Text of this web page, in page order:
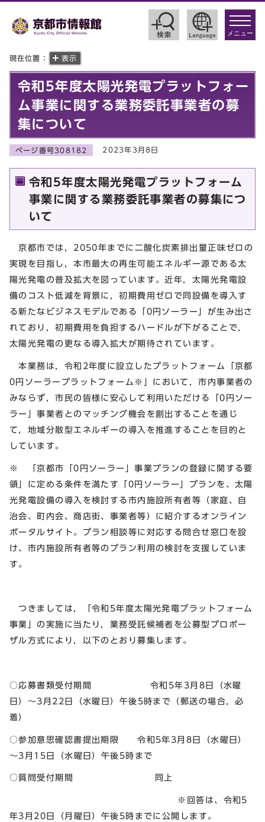
toggle
メニュー
現在位置： 表示
令和5年度太陽光発電プラットフォー
ム事業に関する業務委託事業者の募
集について
ページ番号308182 2023年3月8日
令和5年度太陽光発電プラットフォーム
事業に関する業務委託事業者の募集につ
いて
京都市では，2050年までに二酸化炭素排出量正味ゼロの
実現を目指し，本市最大の再生可能エネルギー源である太
陽光発電の普及拡大を図っています。近年，太陽光発電設
備のコスト低減を背景に，初期費用ゼロで同設備を導入す
る新たなビジネスモデルである「0円ソーラー」が生み出さ
れており，初期費用を負担するハードルが下がることで，
太陽光発電の更なる導入拡大が期待されています。
本業務は，令和2年度に設立したプラットフォーム「京都
0円ソーラープラットフォーム ※ 」において，市内事業者の
みならず，市民の皆様に安心して利用いただける「0円ソー
ラー」事業者とのマッチング機会を創出することを通じ
て，地域分散型エネルギーの導入を推進することを目的と
しています。
※ 「京都市「0円ソーラー」事業プランの登録に関する要
領」に定める条件を満たす「0円ソーラー」プランを、太陽
光発電設備の導入を検討する市内施設所有者等（家庭、自
治会、町内会、商店街、事業者等）に紹介するオンライン
ポータルサイト。プラン相談等に対応する問合せ窓口を設
け、市内施設所有者等のプラン利用の検討を支援していま
す。
つきましては，「令和5年度太陽光発電プラットフォーム
事業」の実施に当たり，業務受託候補者を公募型プロポー
ザル方式により，以下のとおり募集します。
○応募書類受付期間 令和5年3月8日（水曜
日）～3月22日（水曜日）午後5時まで（郵送の場合，必
着）
○参加意思確認書提出期限 令和5年3月8日（水曜日）
～3月15日（水曜日）午後5時まで
○質問受付期間 同上
※回答は、令和5
年3月20日（月曜日）午後5時までに公開します。